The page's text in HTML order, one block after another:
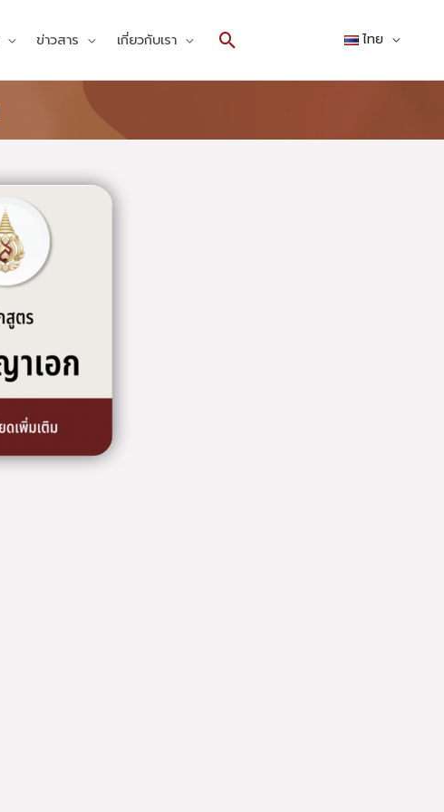
ข่าวสาร เกี่ยวกับเรา Search ไทย